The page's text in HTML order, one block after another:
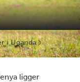
i Uganda
ligger